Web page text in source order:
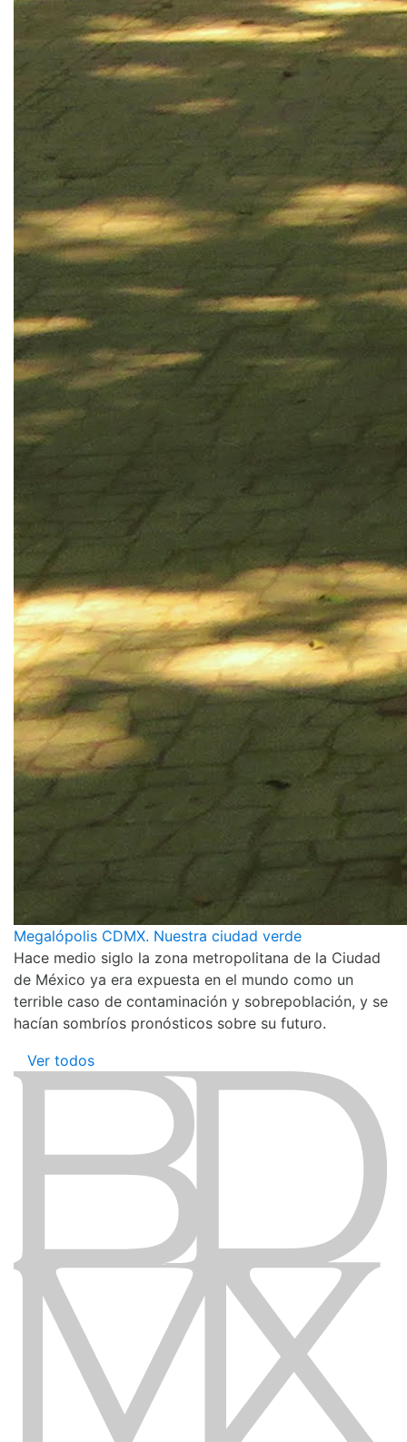
Megalópolis CDMX. Nuestra ciudad verde
Hace medio siglo la zona metropolitana de la Ciudad
de México ya era expuesta en el mundo como un
terrible caso de contaminación y sobrepoblación, y se
hacían sombríos pronósticos sobre su futuro.
Ver todos